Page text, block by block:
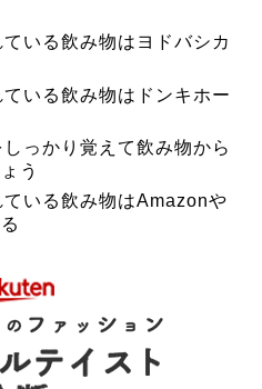
いる飲み物はヨドバシカ
いる飲み物はドンキホー
っかり覚えて飲み物から
う
いる飲み物はAmazonや